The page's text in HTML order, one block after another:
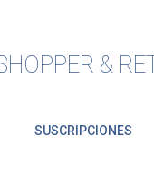
&
SUSCRIPCIONES